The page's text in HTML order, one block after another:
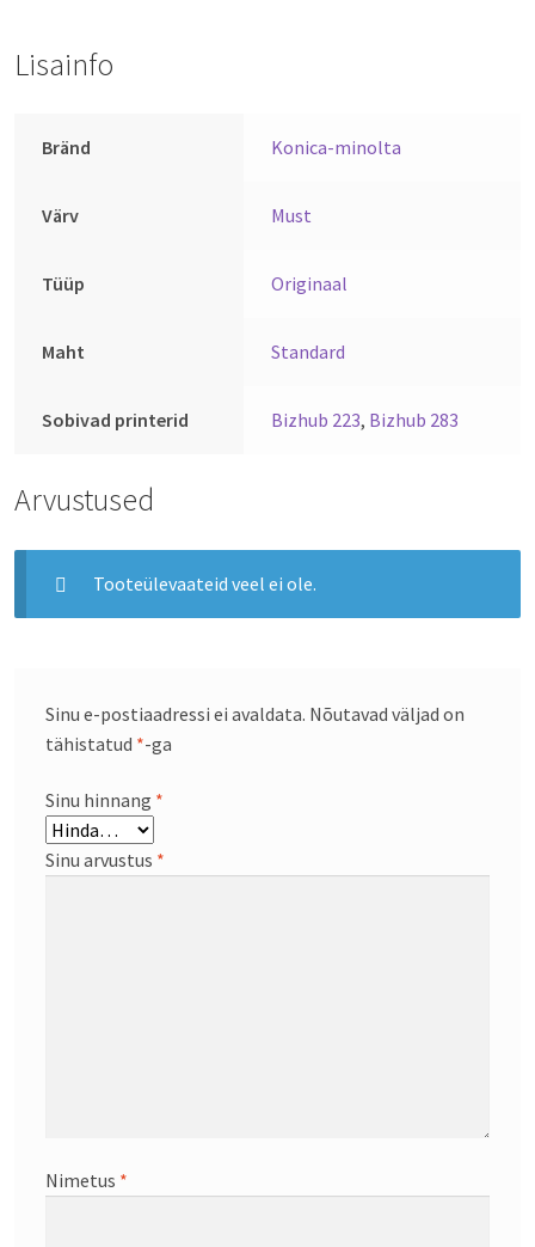
Lisainfo
Bränd Konica-minolta
Värv Must
Tüüp Originaal
Maht Standard
Sobivad printerid Bizhub 223, Bizhub 283
Arvustused
Tooteülevaateid veel ei ole.
Sinu e-postiaadressi ei avaldata. Nõutavad väljad on
tähistatud *-ga
Sinu hinnang *
Sinu arvustus *
Nimetus *